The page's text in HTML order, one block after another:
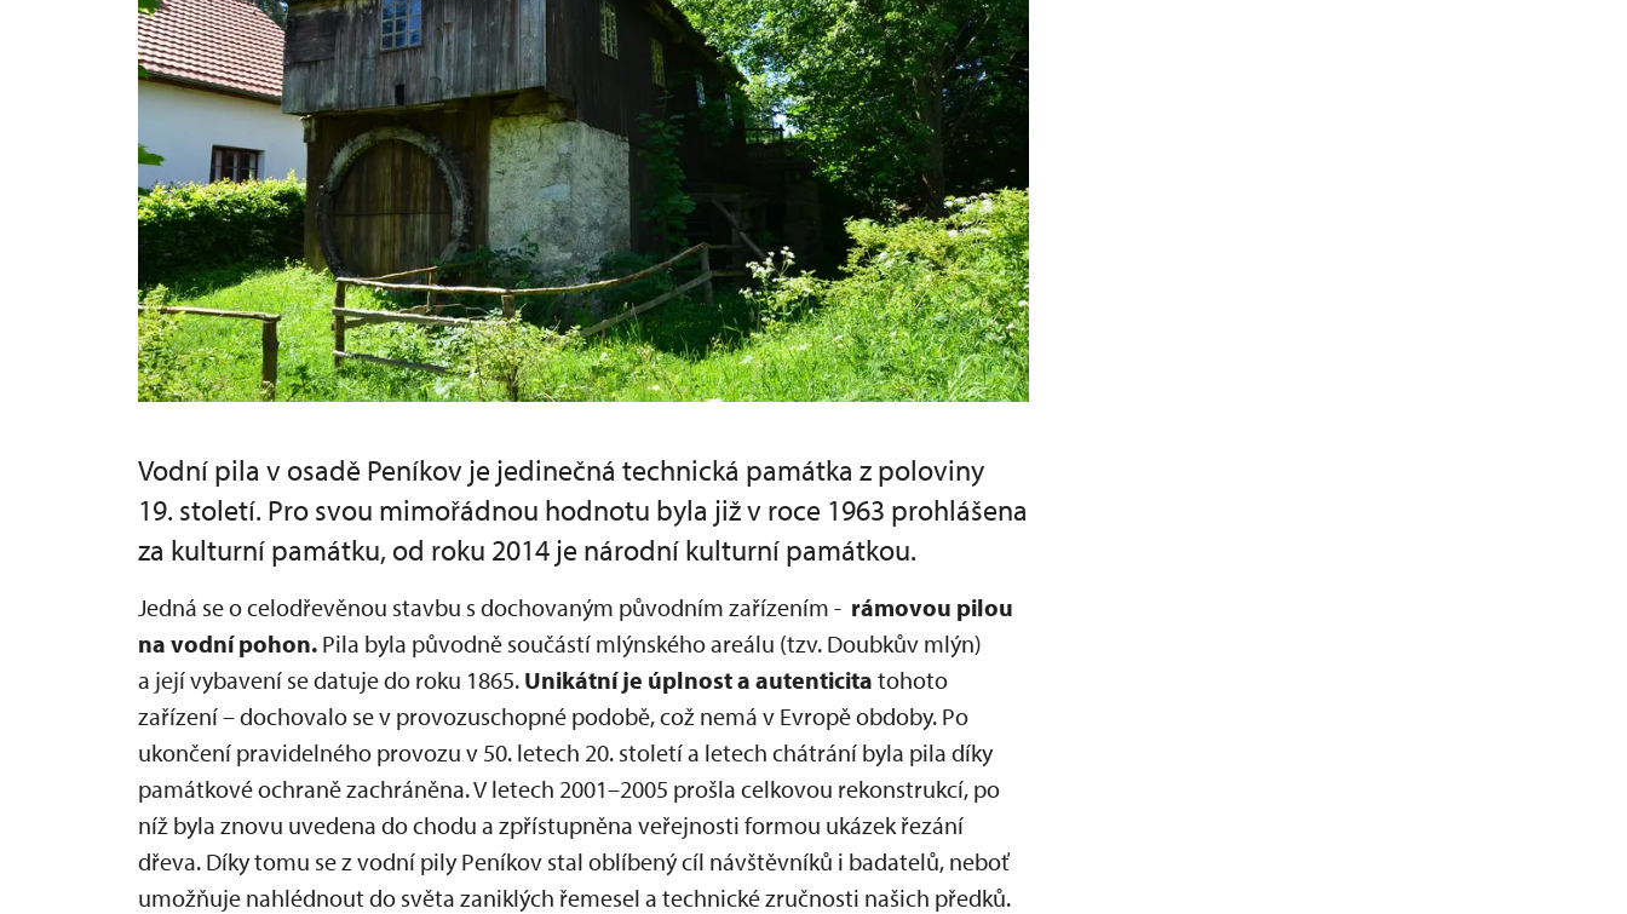
Vodní pila v osadě Peníkov je jedinečná technická památka z poloviny
19. století. Pro svou mimořádnou hodnotu byla již v roce 1963 prohlášena
za kulturní památku, od roku 2014 je národní kulturní památkou.
Jedná se o celodřevěnou stavbu s dochovaným původním zařízením - rámovou pilou
na vodní pohon. Pila byla původně součástí mlýnského areálu (tzv. Doubkův mlýn)
a její vybavení se datuje do roku 1865. Unikátní je úplnost a autenticita tohoto
zařízení – dochovalo se v provozuschopné podobě, což nemá v Evropě obdoby. Po
ukončení pravidelného provozu v 50. letech 20. století a letech chátrání byla pila díky
památkové ochraně zachráněna. V letech 2001–2005 prošla celkovou rekonstrukcí, po
níž byla znovu uvedena do chodu a zpřístupněna veřejnosti formou ukázek řezání
dřeva. Díky tomu se z vodní pily Peníkov stal oblíbený cíl návštěvníků i badatelů, neboť
umožňuje nahlédnout do světa zaniklých řemesel a technické zručnosti našich předků.